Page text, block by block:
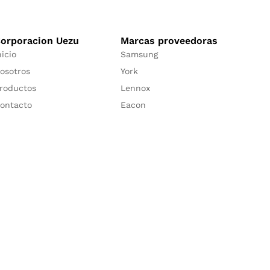
Uezu Marcas proveedoras
Samsung
York
Lennox
Eacon